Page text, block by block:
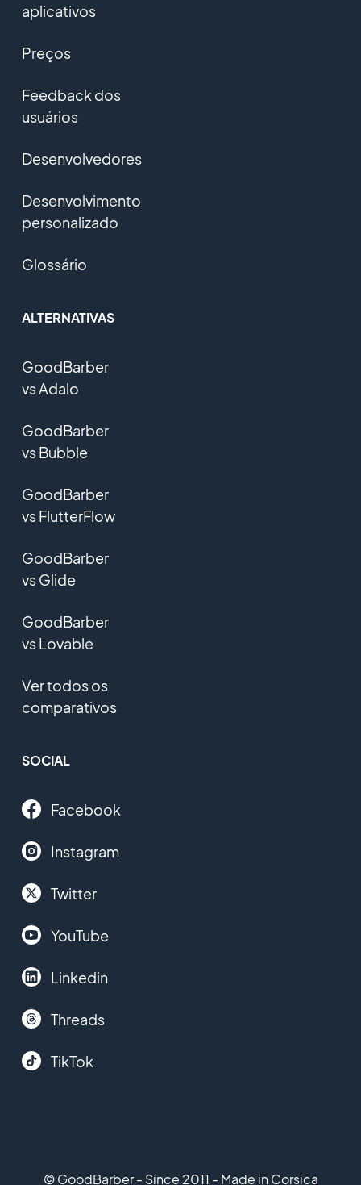
aplicativos
Preços
Feedback dos
usuários
Desenvolvedores
Desenvolvimento
personalizado
Glossário
ALTERNATIVAS
GoodBarber
vs Adalo
GoodBarber
vs Bubble
GoodBarber
vs FlutterFlow
GoodBarber
vs Glide
GoodBarber
vs Lovable
Ver todos os
comparativos
SOCIAL
Facebook
Instagram
Twitter
YouTube
Linkedin
Threads
TikTok
© GoodBarber - Since 2011 - Made in Corsica